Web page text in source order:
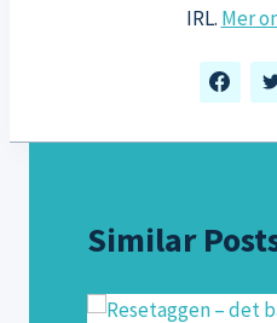
IRL. Mer
Similar